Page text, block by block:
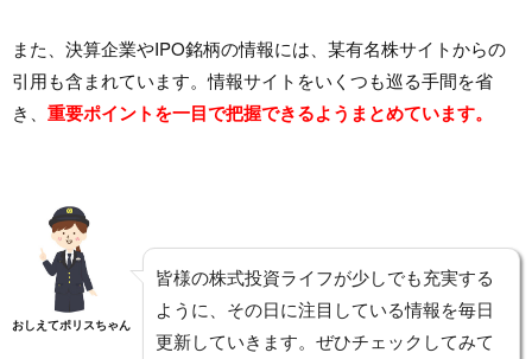
また、決算企業やIPO銘柄の情報には、某有名株サイトからの
引用も含まれています。情報サイトをいくつも巡る手間を省
き、 重要ポイントを一目で把握できるようまとめています。
おしえてポリスちゃん
皆様の株式投資ライフが少しでも充実する
ように、その日に注目している情報を毎日
更新していきます。ぜひチェックしてみて